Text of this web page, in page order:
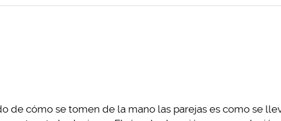
de cómo se tomen de la mano las parejas es como se